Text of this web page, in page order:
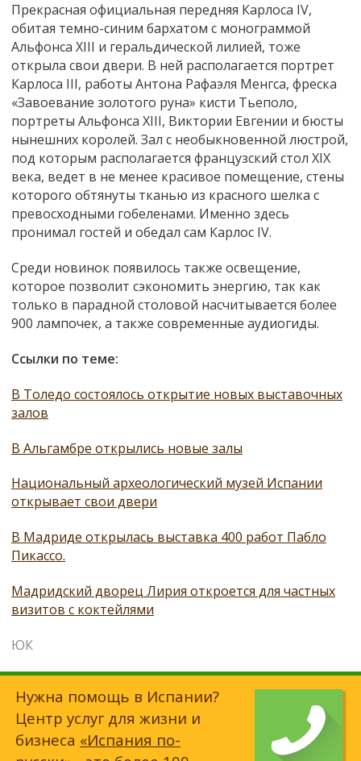
Прекрасная официальная передняя Карлоса IV,
обитая темно-синим бархатом с монограммой
Альфонса XIII и геральдической лилией, тоже
открыла свои двери. В ней располагается портрет
Карлоса III, работы Антона Рафаэля Менгса, фреска
«Завоевание золотого руна» кисти Тьеполо,
портреты Альфонса XIII, Виктории Евгении и бюсты
нынешних королей. Зал с необыкновенной люстрой,
под которым располагается французский стол XIX
века, ведет в не менее красивое помещение, стены
которого обтянуты тканью из красного шелка с
превосходными гобеленами. Именно здесь
пронимал гостей и обедал сам Карлос IV.
Среди новинок появилось также освещение,
которое позволит сэкономить энергию, так как
только в парадной столовой насчитывается более
900 лампочек, а также современные аудиогиды.
Ссылки по теме:
В Толедо состоялось открытие новых выставочных
залов
В Альгамбре открылись новые залы
Национальный археологический музей Испании
открывает свои двери
В Мадриде открылась выставка 400 работ Пабло
Пикассо.
Мадридский дворец Лирия откроется для частных
визитов с коктейлями
ЮК
Нужна помощь в Испании?
Центр услуг для жизни и
бизнеса «Испания по-